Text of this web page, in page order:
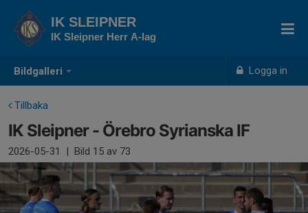
Bildgalleri Logga in
IK SLEIPNER
IK Sleipner Herr A-lag
Tillbaka
IK Sleipner - Örebro Syrianska IF
2026-05-31 | Bild 15 av 73